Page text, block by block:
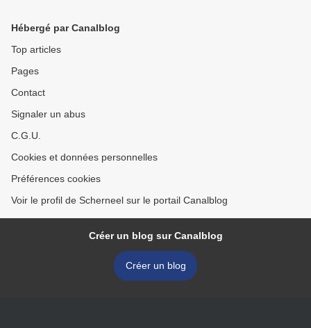
Hébergé par Canalblog
Top articles
Pages
Contact
Signaler un abus
C.G.U.
Cookies et données personnelles
Préférences cookies
Voir le profil de Scherneel sur le portail Canalblog
Créer un blog sur Canalblog
Créer un blog